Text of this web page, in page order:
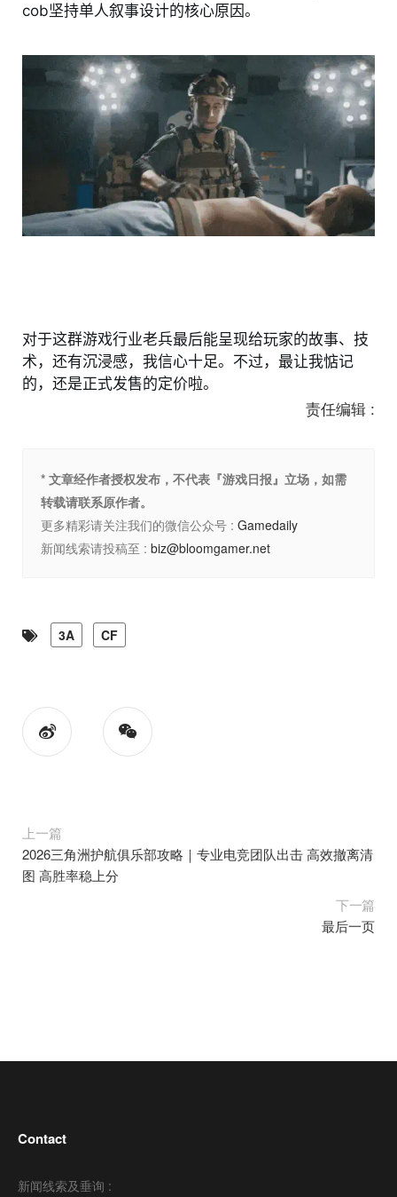
cob坚持单人叙事设计的核心原因。
对于这群游戏行业老兵最后能呈现给玩家的故事、技
术，还有沉浸感，我信心十足。不过，最让我惦记
的，还是正式发售的定价啦。
责任编辑 :
* 文章经作者授权发布，不代表『游戏日报』立场，如需
转载请联系原作者。
更多精彩请关注我们的微信公众号 : Gamedaily
新闻线索请投稿至 : biz@bloomgamer.net
3A CF
上一篇
2026三角洲护航俱乐部攻略｜专业电竞团队出击 高效撤离清
图 高胜率稳上分
下一篇
最后一页
Contact
新闻线索及垂询 :